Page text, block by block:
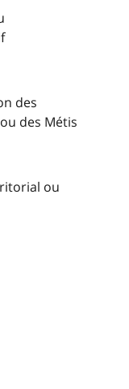
des
des Métis
ou